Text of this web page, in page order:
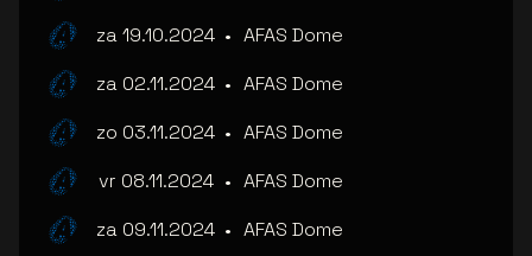
za 19.10.2024 • AFAS Dome
za 02.11.2024 • AFAS Dome
zo 03.11.2024 • AFAS Dome
vr 08.11.2024 • AFAS Dome
za 09.11.2024 • AFAS Dome